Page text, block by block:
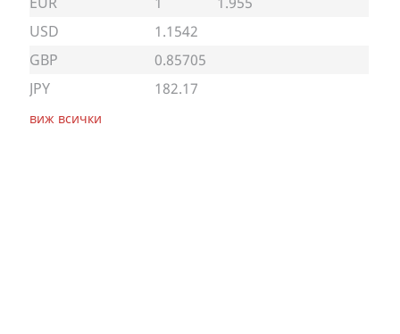
USD
1.1542
GBP
0.85705
JPY
182.17
виж всички